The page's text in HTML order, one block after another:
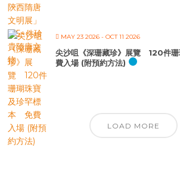
MAY 23 2026 - OCT 11 2026
尖沙咀《深珊藏珍》展覽 120件
費入場 (附預約方法)
LOAD MORE